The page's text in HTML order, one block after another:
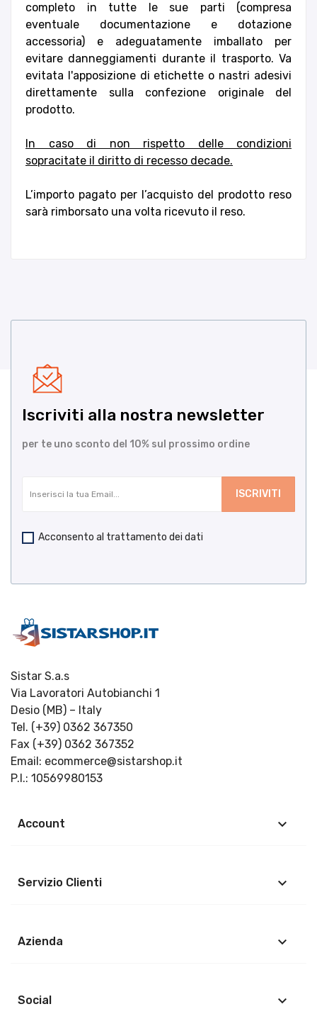
completo in tutte le sue parti (compresa
eventuale documentazione e dotazione
accessoria) e adeguatamente imballato per
evitare danneggiamenti durante il trasporto. Va
evitata l'apposizione di etichette o nastri adesivi
direttamente sulla confezione originale del
prodotto.
In caso di non rispetto delle condizioni
sopracitate il diritto di recesso decade.
L’importo pagato per l’acquisto del prodotto reso
sarà rimborsato una volta ricevuto il reso.
Iscriviti alla nostra newsletter
per te uno sconto del 10% sul prossimo ordine
Acconsento al trattamento dei dati
Sistar S.a.s
Via Lavoratori Autobianchi 1
Desio (MB) – Italy
Tel. (+39) 0362 367350
Fax (+39) 0362 367352
Email: ecommerce@sistarshop.it
P.I.: 10569980153
Account keyboard_arrow_down
Servizio Clienti keyboard_arrow_down
Azienda keyboard_arrow_down
Social keyboard_arrow_down